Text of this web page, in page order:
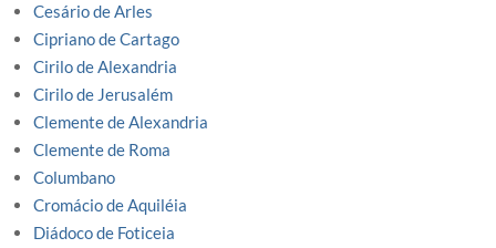
Cesário de Arles
Cipriano de Cartago
Cirilo de Alexandria
Cirilo de Jerusalém
Clemente de Alexandria
Clemente de Roma
Columbano
Cromácio de Aquiléia
Diádoco de Foticeia